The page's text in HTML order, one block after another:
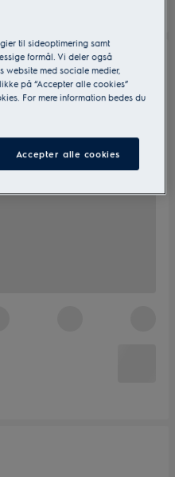
til sideoptimering samt
formål. Vi deler også
website med sociale medier,
på “Accepter alle cookies”
For mere information bedes du
Accepter alle cookies